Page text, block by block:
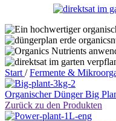
Start / Fermente &
Organischer Dünger Big
Zurück zu den Produkten